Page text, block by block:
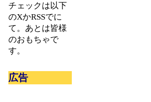
チェックは以下
のXかRSSでに
て。あとは皆様
のおもちゃで
す。
広告